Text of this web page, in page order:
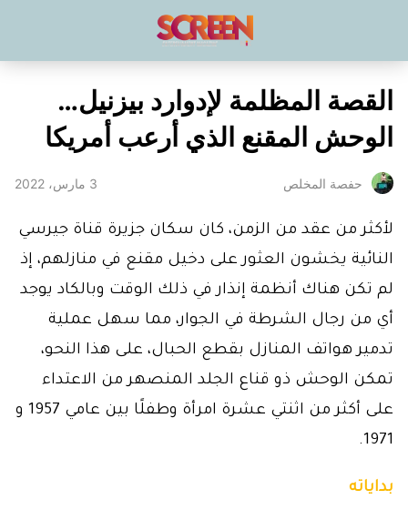
القصة المظلمة لإدوارد بيزنيل…
الوحش المقنع الذي أرعب أمريكا
حفصة المخلص 3 مارس، 2022
لأكثر من عقد من الزمن، كان سكان جزيرة قناة جيرسي
النائية يخشون العثور على دخيل مقنع في منازلهم، إذ
لم تكن هناك أنظمة إنذار في ذلك الوقت وبالكاد يوجد
أي من رجال الشرطة في الجوار، مما سهل عملية
تدمير هواتف المنازل بقطع الحبال، على هذا النحو،
تمكن الوحش ذو قناع الجلد المنصهر من الاعتداء
على أكثر من اثنتي عشرة امرأة وطفلًا بين عامي 1957 و
1971.
بداياته